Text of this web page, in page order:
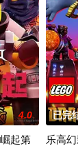
4.0
起第
已完
乐高